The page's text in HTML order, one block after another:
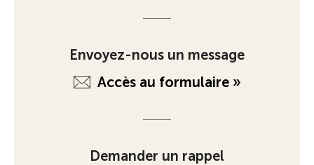
Envoyez-nous un message
Accès au formulaire »
Demander un rappel